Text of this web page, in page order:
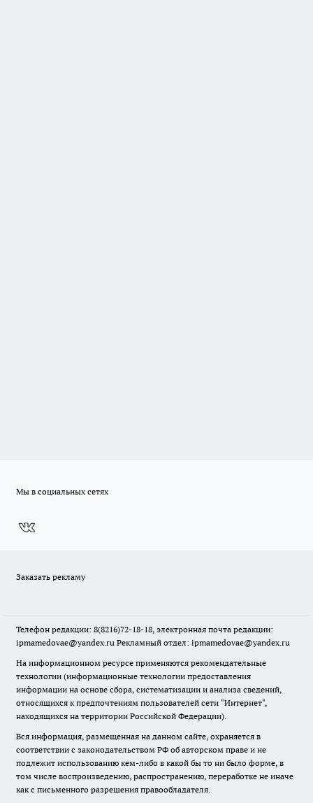
Мы в социальных сетях
Заказать рекламу
Телефон редакции: 8(8216)72-18-18, электронная почта редакции:
ipmamedovae@yandex.ru Рекламный отдел: ipmamedovae@yandex.ru
На информационном ресурсе применяются рекомендательные
технологии (информационные технологии предоставления
информации на основе сбора, систематизации и анализа сведений,
относящихся к предпочтениям пользователей сети "Интернет",
находящихся на территории Российской Федерации).
Вся информация, размещенная на данном сайте, охраняется в
соответствии с законодательством РФ об авторском праве и не
подлежит использованию кем-либо в какой бы то ни было форме, в
том числе воспроизведению, распространению, переработке не иначе
как с письменного разрешения правообладателя.